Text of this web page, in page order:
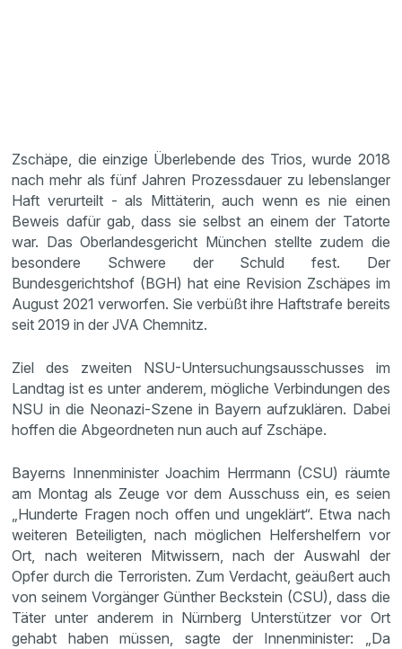
Zschäpe, die einzige Überlebende des Trios, wurde 2018
nach mehr als fünf Jahren Prozessdauer zu lebenslanger
Haft verurteilt - als Mittäterin, auch wenn es nie einen
Beweis dafür gab, dass sie selbst an einem der Tatorte
war. Das Oberlandesgericht München stellte zudem die
besondere Schwere der Schuld fest. Der
Bundesgerichtshof (BGH) hat eine Revision Zschäpes im
August 2021 verworfen. Sie verbüßt ihre Haftstrafe bereits
seit 2019 in der JVA Chemnitz.
Ziel des zweiten NSU-Untersuchungsausschusses im
Landtag ist es unter anderem, mögliche Verbindungen des
NSU in die Neonazi-Szene in Bayern aufzuklären. Dabei
hoffen die Abgeordneten nun auch auf Zschäpe.
Bayerns Innenminister Joachim Herrmann (CSU) räumte
am Montag als Zeuge vor dem Ausschuss ein, es seien
„Hunderte Fragen noch offen und ungeklärt“. Etwa nach
weiteren Beteiligten, nach möglichen Helfershelfern vor
Ort, nach weiteren Mitwissern, nach der Auswahl der
Opfer durch die Terroristen. Zum Verdacht, geäußert auch
von seinem Vorgänger Günther Beckstein (CSU), dass die
Täter unter anderem in Nürnberg Unterstützer vor Ort
gehabt haben müssen, sagte der Innenminister: „Da